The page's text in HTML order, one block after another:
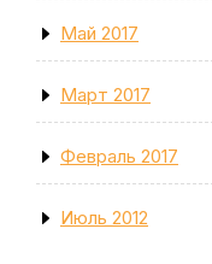
Май 2017
Март 2017
Февраль 2017
Июль 2012